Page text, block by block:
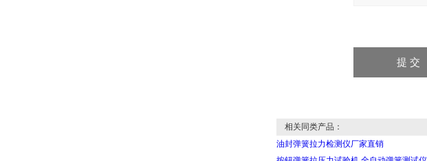
相关同类产品：
油封弹簧拉力检测仪厂家直销